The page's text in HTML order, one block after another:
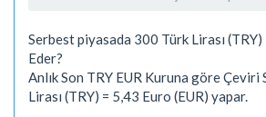
Serbest piyasada 300 Türk Lirası (TRY)
Eder?
Anlık Son TRY EUR Kuruna göre Çeviri
Lirası (TRY) = 5,43 Euro (EUR) yapar.